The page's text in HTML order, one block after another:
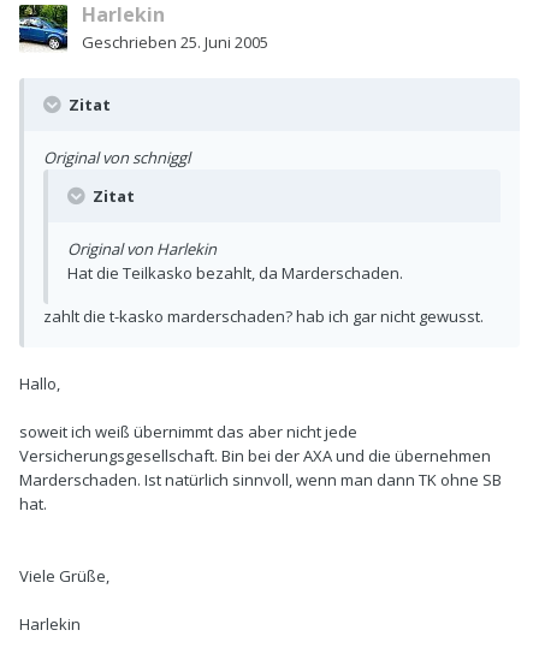
Harlekin
Geschrieben 25. Juni 2005
Zitat
Original von schniggl
Zitat
Original von Harlekin
Hat die Teilkasko bezahlt, da Marderschaden.
zahlt die t-kasko marderschaden? hab ich gar nicht gewusst.
Hallo,
soweit ich weiß übernimmt das aber nicht jede
Versicherungsgesellschaft. Bin bei der AXA und die übernehmen
Marderschaden. Ist natürlich sinnvoll, wenn man dann TK ohne SB
hat.
Viele Grüße,
Harlekin